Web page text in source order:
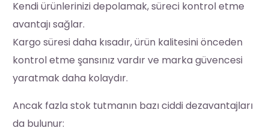
Kendi ürünlerinizi depolamak, süreci kontrol etme
avantajı sağlar.
Kargo süresi daha kısadır, ürün kalitesini önceden
kontrol etme şansınız vardır ve marka güvencesi
yaratmak daha kolaydır.
Ancak fazla stok tutmanın bazı ciddi dezavantajları
da bulunur: